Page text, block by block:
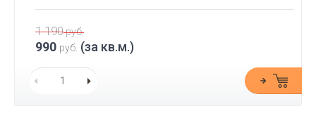
1 190руб.
990 руб. (за кв.м.)